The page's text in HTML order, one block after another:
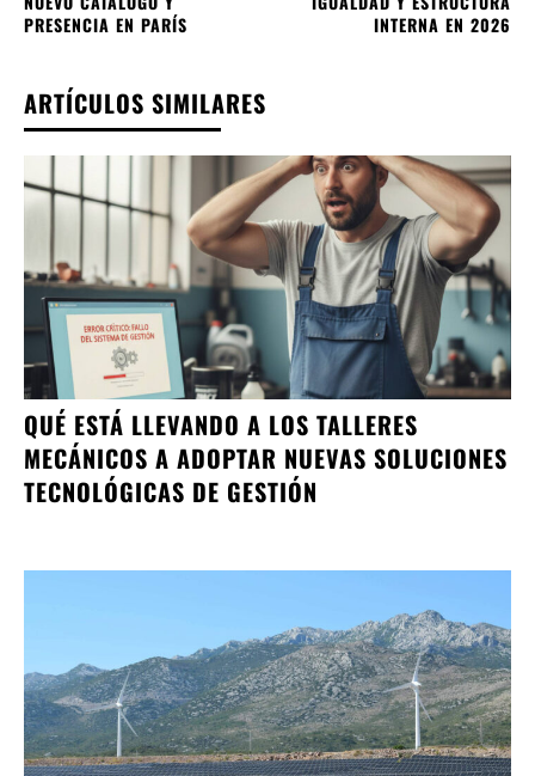
PRESENCIA EN PARÍS
INTERNA EN 2026
ARTÍCULOS SIMILARES
QUÉ ESTÁ LLEVANDO A LOS TALLERES
MECÁNICOS A ADOPTAR NUEVAS SOLUCIONES
TECNOLÓGICAS DE GESTIÓN